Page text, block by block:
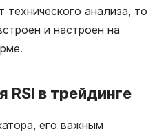
технического анализа, то
и настроен на
RSI в трейдинге
его важным